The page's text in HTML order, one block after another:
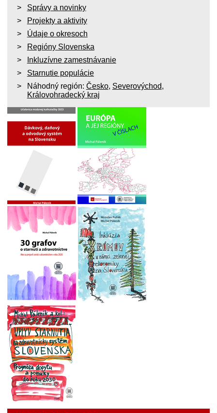
Správy a novinky
Projekty a aktivity
Údaje o okresoch
Regióny Slovenska
Inkluzívne zamestnávanie
Starnutie populácie
Náhodný región: Česko, Severovýchod,
Královohradecký kraj